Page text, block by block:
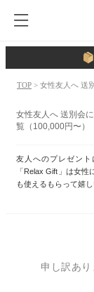
TOP > 女性友人へ 送
女性友人へ 送別会
覧（100,000円〜）
友人へのプレゼン
「Relax Gift」は女
も使えるもらって嬉し
申し訳あ